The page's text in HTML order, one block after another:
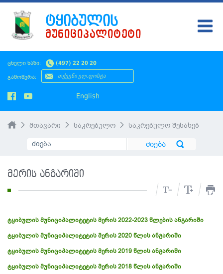
ცხელი ხაზი: (497) 22 20 20
გამოწერა:
English
ᲢᲧᲘᲑᲣᲚᲘᲡ
ᲛᲣᲜᲘᲪᲘᲞᲐᲚᲘᲢᲔᲢᲘ
ᲢᲧᲘᲑᲣᲚᲘ
ᲡᲐᲙᲠᲔᲑᲣᲚᲝ
ᲛᲝᲥᲐᲚᲐᲥᲔᲡ
SMS ᲞᲚᲐᲢᲤᲝᲠᲛᲐ
მთავარი საკრებულო საკრებულო შესახებ
მერის ანგარიში
ტყიბულის მუნიციპალიტეტის მერის 2022-2023 წლების ანგარიში
ტყიბულის მუნიციპალიტეტის მერის 2020 წლის ანგარიში
ტყიბულის მუნიციპალიტეტის მერის 2019 წლის ანგარიში
ტყიბულის მუნიციპალიტეტის მერის 2018 წლის ანგარიში